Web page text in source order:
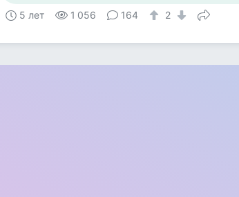
5 лет 1 056 164 2